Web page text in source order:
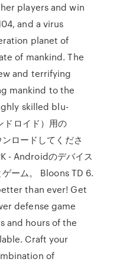
players and win
and a virus
planet of
of mankind. The
and terrifying
mankind to the
skilled blu-
ロイド）用の
ロードしてくださ
- Androidのデバイス
ーム。 Bloons TD 6.
than ever! Get
defense game
and hours of the
Craft your
of